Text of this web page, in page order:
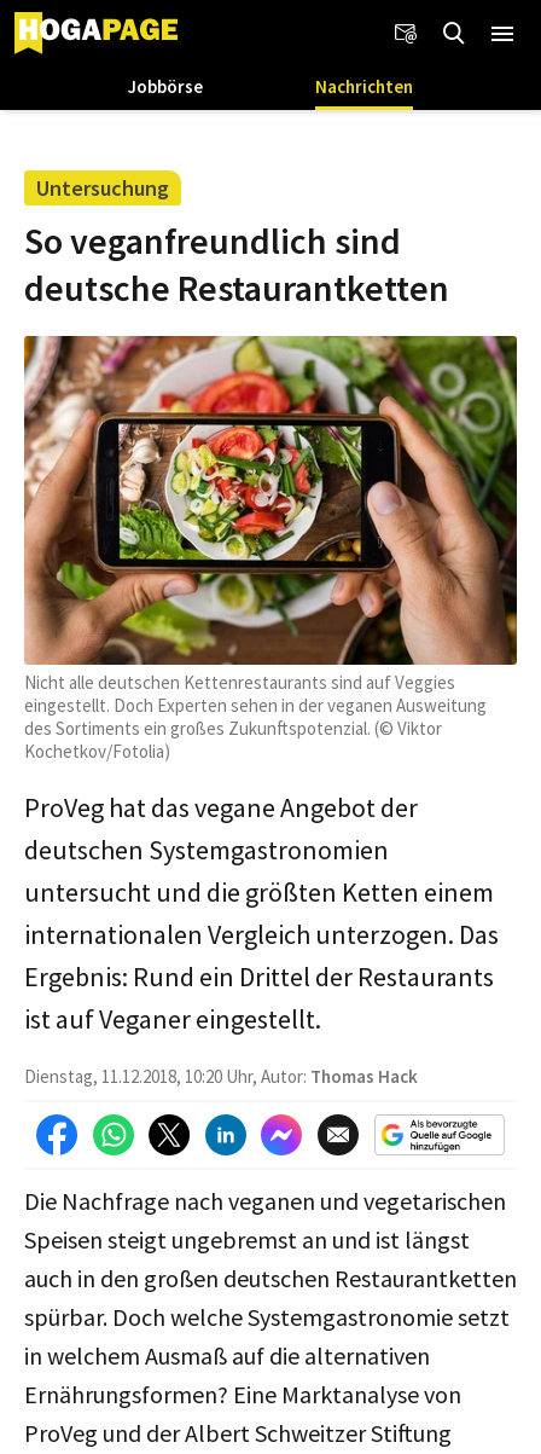
Jobbörse Nachrichten
Untersuchung
So veganfreundlich sind
deutsche Restaurantketten
Nicht alle deutschen Kettenrestaurants sind auf Veggies
eingestellt. Doch Experten sehen in der veganen Ausweitung
des Sortiments ein großes Zukunftspotenzial. (© Viktor
Kochetkov/Fotolia)
ProVeg hat das vegane Angebot der
deutschen Systemgastronomien
untersucht und die größten Ketten einem
internationalen Vergleich unterzogen. Das
Ergebnis: Rund ein Drittel der Restaurants
ist auf Veganer eingestellt.
Dienstag, 11.12.2018, 10:20 Uhr, Autor: Thomas Hack
Die Nachfrage nach veganen und vegetarischen
Speisen steigt ungebremst an und ist längst
auch in den großen deutschen Restaurantketten
spürbar. Doch welche Systemgastronomie setzt
in welchem Ausmaß auf die alternativen
Ernährungsformen? Eine Marktanalyse von
ProVeg und der Albert Schweitzer Stiftung